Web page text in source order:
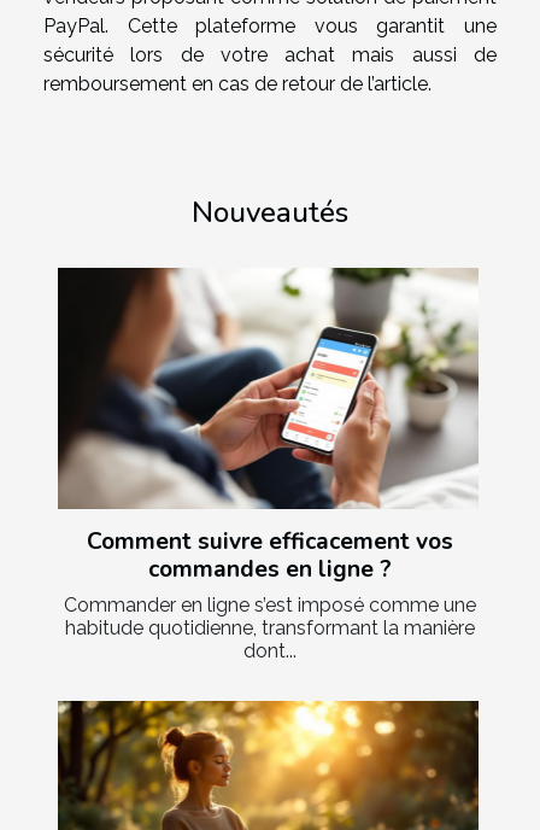
PayPal. Cette plateforme vous garantit une
sécurité lors de votre achat mais aussi de
remboursement en cas de retour de l’article.
Nouveautés
Comment suivre efficacement vos
commandes en ligne ?
Commander en ligne s’est imposé comme une
habitude quotidienne, transformant la manière
dont...